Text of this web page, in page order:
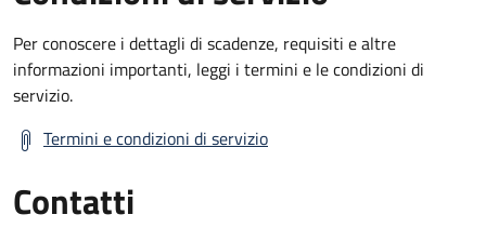
Per conoscere i dettagli di scadenze, requisiti e altre
informazioni importanti, leggi i termini e le condizioni di
servizio.
Termini e condizioni di servizio
Contatti